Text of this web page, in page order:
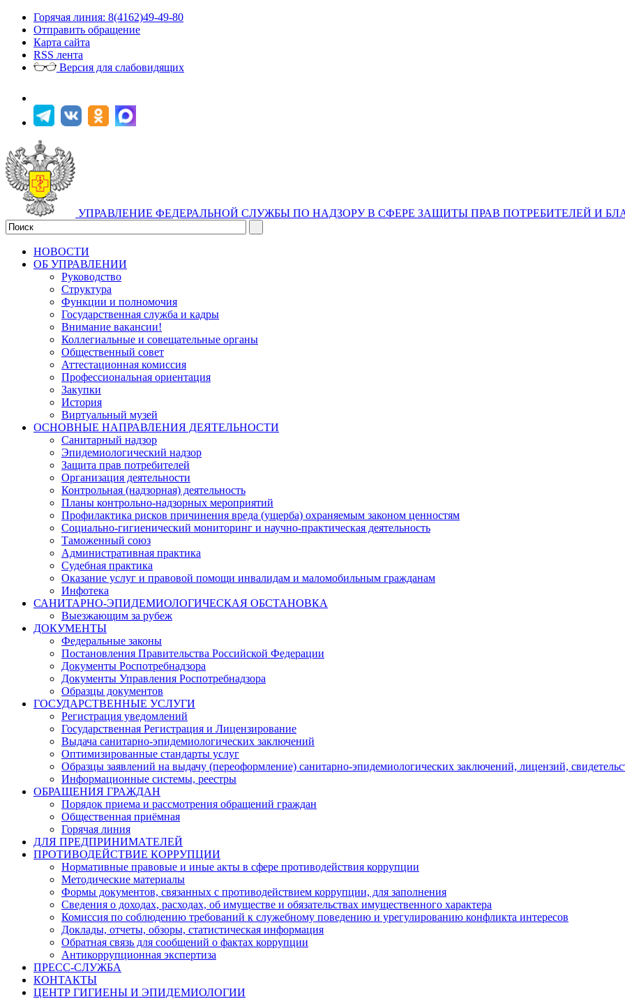
Горячая линия: 8(4162)49-49-80
Отправить обращение
Карта сайта
RSS лента
Версия для слабовидящих
УПРАВЛЕНИЕ ФЕДЕРАЛЬНОЙ СЛУЖБЫ ПО НАДЗОРУ В СФЕРЕ ЗАЩИТЫ ПРАВ ПОТРЕБИТЕЛЕЙ И
НОВОСТИ
ОБ УПРАВЛЕНИИ
Руководство
Структура
Функции и полномочия
Государственная служба и кадры
Внимание вакансии!
Коллегиальные и совещательные органы
Общественный совет
Аттестационная комиссия
Профессиональная ориентация
Закупки
История
Виртуальный музей
ОСНОВНЫЕ НАПРАВЛЕНИЯ ДЕЯТЕЛЬНОСТИ
Санитарный надзор
Эпидемиологический надзор
Защита прав потребителей
Организация деятельности
Контрольная (надзорная) деятельность
Планы контрольно-надзорных мероприятий
Профилактика рисков причинения вреда (ущерба) охраняемым законом ценностям
Социально-гигиенический мониторинг и научно-практическая деятельность
Таможенный союз
Административная практика
Судебная практика
Оказание услуг и правовой помощи инвалидам и маломобильным гражданам
Инфотека
САНИТАРНО-ЭПИДЕМИОЛОГИЧЕСКАЯ ОБСТАНОВКА
Выезжающим за рубеж
ДОКУМЕНТЫ
Федеральные законы
Постановления Правительства Российской Федерации
Документы Роспотребнадзора
Документы Управления Роспотребнадзора
Образцы документов
ГОСУДАРСТВЕННЫЕ УСЛУГИ
Регистрация уведомлений
Государственная Регистрация и Лицензирование
Выдача санитарно-эпидемиологических заключений
Оптимизированные стандарты услуг
Образцы заявлений на выдачу (переоформление) санитарно-эпидемиологических заключений, лицензий,
Информационные системы, реестры
ОБРАЩЕНИЯ ГРАЖДАН
Порядок приема и рассмотрения обращений граждан
Общественная приёмная
Горячая линия
ДЛЯ ПРЕДПРИНИМАТЕЛЕЙ
ПРОТИВОДЕЙСТВИЕ КОРРУПЦИИ
Нормативные правовые и иные акты в сфере противодействия коррупции
Методические материалы
Формы документов, связанных с противодействием коррупции, для заполнения
Сведения о доходах, расходах, об имуществе и обязательствах имущественного характера
Комиссия по соблюдению требований к служебному поведению и урегулированию конфликта интересов
Доклады, отчеты, обзоры, статистическая информация
Обратная связь для сообщений о фактах коррупции
Антикоррупционная экспертиза
ПРЕСС-СЛУЖБА
КОНТАКТЫ
ЦЕНТР ГИГИЕНЫ И ЭПИДЕМИОЛОГИИ